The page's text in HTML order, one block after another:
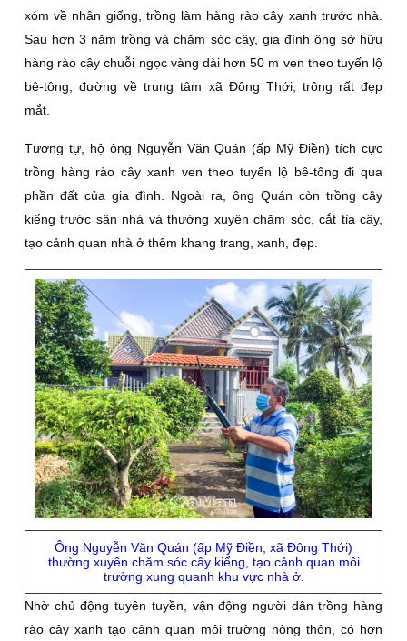
xóm về nhân giống, trồng làm hàng rào cây xanh trước nhà.
Sau hơn 3 năm trồng và chăm sóc cây, gia đình ông sở hữu
hàng rào cây chuỗi ngọc vàng dài hơn 50 m ven theo tuyến lộ
bê-tông, đường về trung tâm xã Ðông Thới, trông rất đẹp
mắt.
Tương tự, hộ ông Nguyễn Văn Quán (ấp Mỹ Ðiền) tích cực
trồng hàng rào cây xanh ven theo tuyến lộ bê-tông đi qua
phần đất của gia đình. Ngoài ra, ông Quán còn trồng cây
kiểng trước sân nhà và thường xuyên chăm sóc, cắt tỉa cây,
tạo cảnh quan nhà ở thêm khang trang, xanh, đẹp.
Ông Nguyễn Văn Quán (ấp Mỹ Ðiền, xã Ðông Thới)
thường xuyên chăm sóc cây kiểng, tạo cảnh quan môi
trường xung quanh khu vực nhà ở.
Nhờ chủ động tuyên tuyền, vận động người dân trồng hàng
rào cây xanh tạo cảnh quan môi trường nông thôn, có hơn